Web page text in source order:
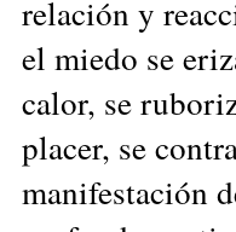
relación y
el miedo se
calor, se
placer, se
manifestación